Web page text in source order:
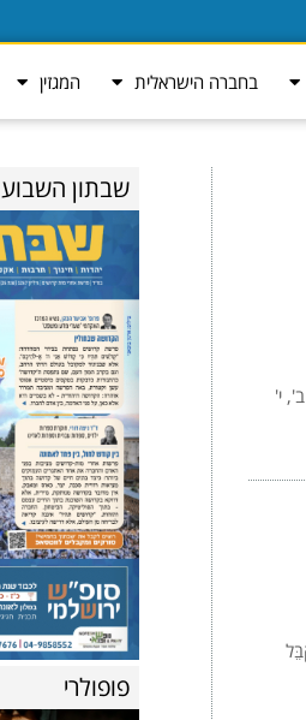
בחברה הישראלית המגזין
י'
שבתון השבוע
פופולרי